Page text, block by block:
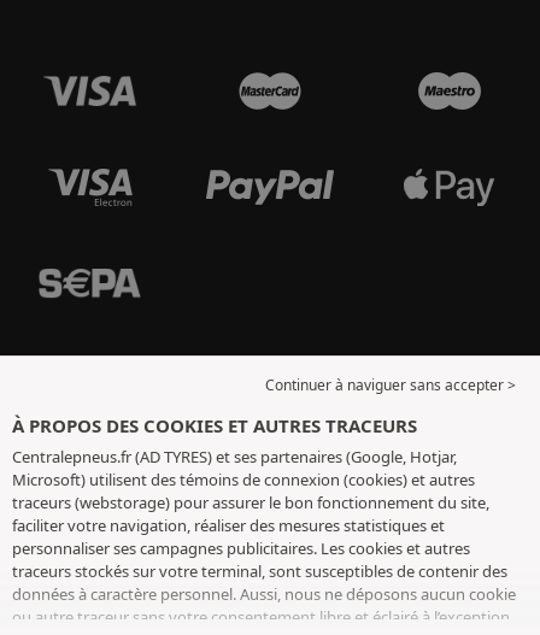
Continuer à naviguer sans accepter >
À PROPOS DES COOKIES ET AUTRES TRACEURS
Centralepneus.fr (AD TYRES) et ses partenaires (Google, Hotjar,
Microsoft) utilisent des témoins de connexion (cookies) et autres
traceurs (webstorage) pour assurer le bon fonctionnement du site,
faciliter votre navigation, réaliser des mesures statistiques et
personnaliser ses campagnes publicitaires. Les cookies et autres
traceurs stockés sur votre terminal, sont susceptibles de contenir des
données à caractère personnel. Aussi, nous ne déposons aucun cookie
ou autre traceur sans votre consentement libre et éclairé à l’exception